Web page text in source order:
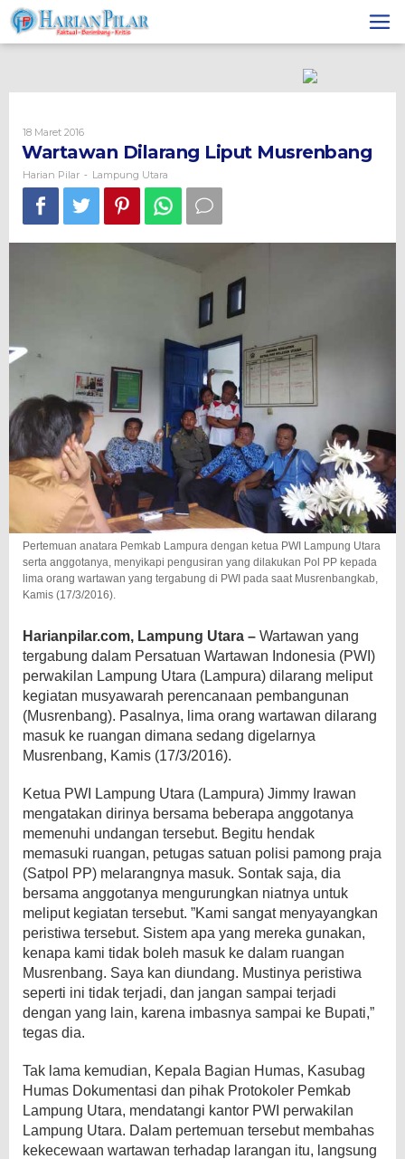
Skip
to
content
18 Maret 2016Oleh
Pilar
Wartawan Dilarang Liput Musrenbang
Harian Pilar - Lampung Utara
Pertemuan anatara Pemkab Lampura dengan ketua PWI Lampung Utara
serta anggotanya, menyikapi pengusiran yang dilakukan Pol PP kepada
lima orang wartawan yang tergabung di PWI pada saat Musrenbangkab,
Kamis (17/3/2016).
Harianpilar.com, Lampung Utara – Wartawan yang
tergabung dalam Persatuan Wartawan Indonesia (PWI)
perwakilan Lampung Utara (Lampura) dilarang meliput
kegiatan musyawarah perencanaan pembangunan
(Musrenbang). Pasalnya, lima orang wartawan dilarang
masuk ke ruangan dimana sedang digelarnya
Musrenbang, Kamis (17/3/2016).
Ketua PWI Lampung Utara (Lampura) Jimmy Irawan
mengatakan dirinya bersama beberapa anggotanya
memenuhi undangan tersebut. Begitu hendak
memasuki ruangan, petugas satuan polisi pamong praja
(Satpol PP) melarangnya masuk. Sontak saja, dia
bersama anggotanya mengurungkan niatnya untuk
meliput kegiatan tersebut. ”Kami sangat menyayangkan
peristiwa tersebut. Sistem apa yang mereka gunakan,
kenapa kami tidak boleh masuk ke dalam ruangan
Musrenbang. Saya kan diundang. Mustinya peristiwa
seperti ini tidak terjadi, dan jangan sampai terjadi
dengan yang lain, karena imbasnya sampai ke Bupati,”
tegas dia.
Tak lama kemudian, Kepala Bagian Humas, Kasubag
Humas Dokumentasi dan pihak Protokoler Pemkab
Lampung Utara, mendatangi kantor PWI perwakilan
Lampung Utara. Dalam pertemuan tersebut membahas
kekecewaan wartawan terhadap larangan itu, langsung